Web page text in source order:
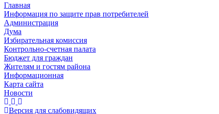
Главная
Информация по защите прав потребителей
Администрация
Дума
Избирательная комиссия
Контрольно-счетная палата
Бюджет для граждан
Жителям и гостям района
Информационная
Карта сайта
Новости
Версия для слабовидящих